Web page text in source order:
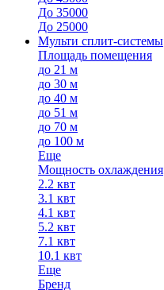
До 35000
До 25000
Мульти сплит-системы
Площадь помещения
до 21 м
до 30 м
до 40 м
до 51 м
до 70 м
до 100 м
Еще
Мощность охлаждения
2.2 квт
3.1 квт
4.1 квт
5.2 квт
7.1 квт
10.1 квт
Еще
Бренд